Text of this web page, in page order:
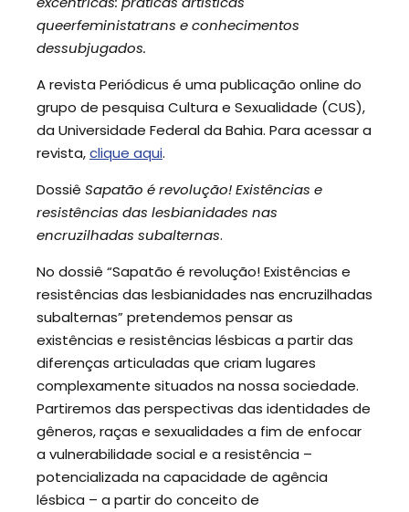
queerfeministatrans e conhecimentos
dessubjugados.
A revista Periódicus é uma publicação online do
grupo de pesquisa Cultura e Sexualidade (CUS),
da Universidade Federal da Bahia. Para acessar a
revista,clique aqui.
Dossiê Sapatão é revolução! Existências e
resistências das lesbianidades nas
encruzilhadas subalternas.
No dossiê “Sapatão é revolução! Existências e
resistências das lesbianidades nas encruzilhadas
subalternas” pretendemos pensar as
existências e resistências lésbicas a partir das
diferenças articuladas que criam lugares
complexamente situados na nossa sociedade.
Partiremos das perspectivas das identidades de
gêneros, raças e sexualidades a fim de enfocar
a vulnerabilidade social e a resistência –
potencializada na capacidade de agência
lésbica – a partir do conceito de